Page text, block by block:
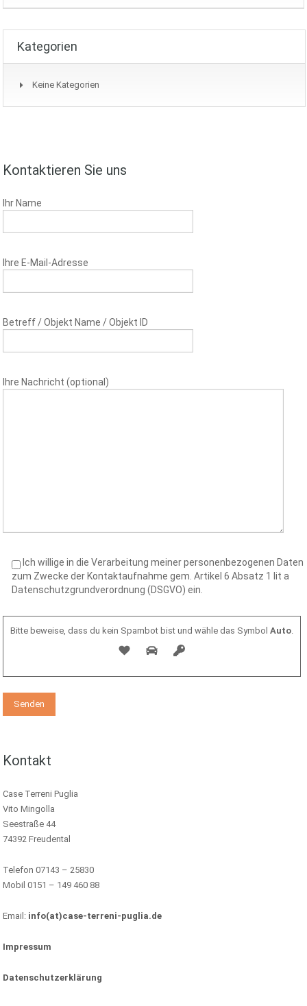
Kategorien
Keine Kategorien
Kontaktieren Sie uns
Ihr Name
Ihre E-Mail-Adresse
Betreff / Objekt Name / Objekt ID
Ihre Nachricht (optional)
Ich willige in die Verarbeitung meiner personenbezogenen Daten
zum Zwecke der Kontaktaufnahme gem. Artikel 6 Absatz 1 lit a
Datenschutzgrundverordnung (DSGVO) ein.
Bitte beweise, dass du kein Spambot bist und wähle das Symbol Auto.
Kontakt
Case Terreni Puglia
Vito Mingolla
Seestraße 44
74392 Freudental
Telefon 07143 – 25830
Mobil 0151 – 149 460 88
Email: info(at)case-terreni-puglia.de
Impressum
Datenschutzerklärung